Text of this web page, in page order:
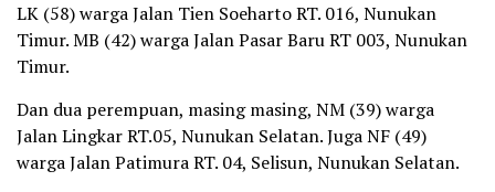
LK (58) warga Jalan Tien Soeharto RT. 016, Nunukan
Timur. MB (42) warga Jalan Pasar Baru RT 003, Nunukan
Timur.
Dan dua perempuan, masing masing, NM (39) warga
Jalan Lingkar RT.05, Nunukan Selatan. Juga NF (49)
warga Jalan Patimura RT. 04, Selisun, Nunukan Selatan.